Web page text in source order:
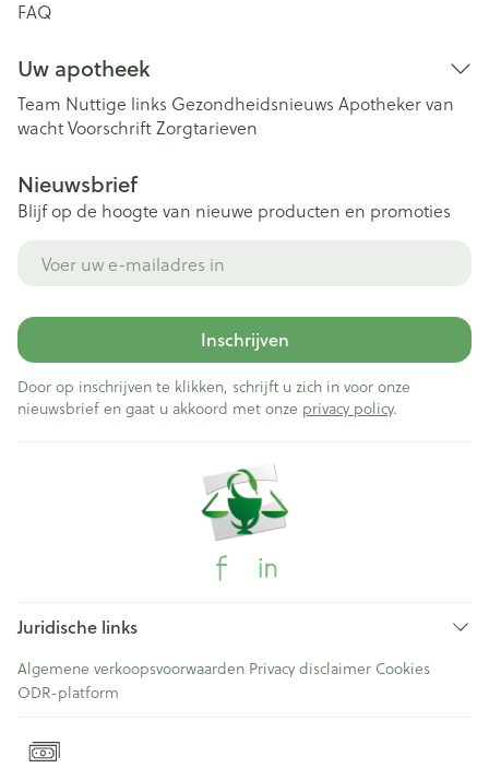
FAQ
Uw apotheek
Team Nuttige links Gezondheidsnieuws Apotheker van
wachtVoorschriftZorgtarieven
Nieuwsbrief
Blijf op de hoogte van nieuwe producten en promoties
Inschrijven
Door op inschrijven te klikken, schrijft u zich in voor onze
nieuwsbrief en gaat u akkoord met onze privacy policy.
Juridische links
Algemene verkoopsvoorwaarden Privacy disclaimer Cookies
ODR-platform